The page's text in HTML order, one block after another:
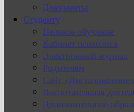
Документы
Студенту
Целевое обучение
Кабинет психолога
Электронный журнал
Родителям
Сайт «Дистанционное
Воспитательная
Дополнительное